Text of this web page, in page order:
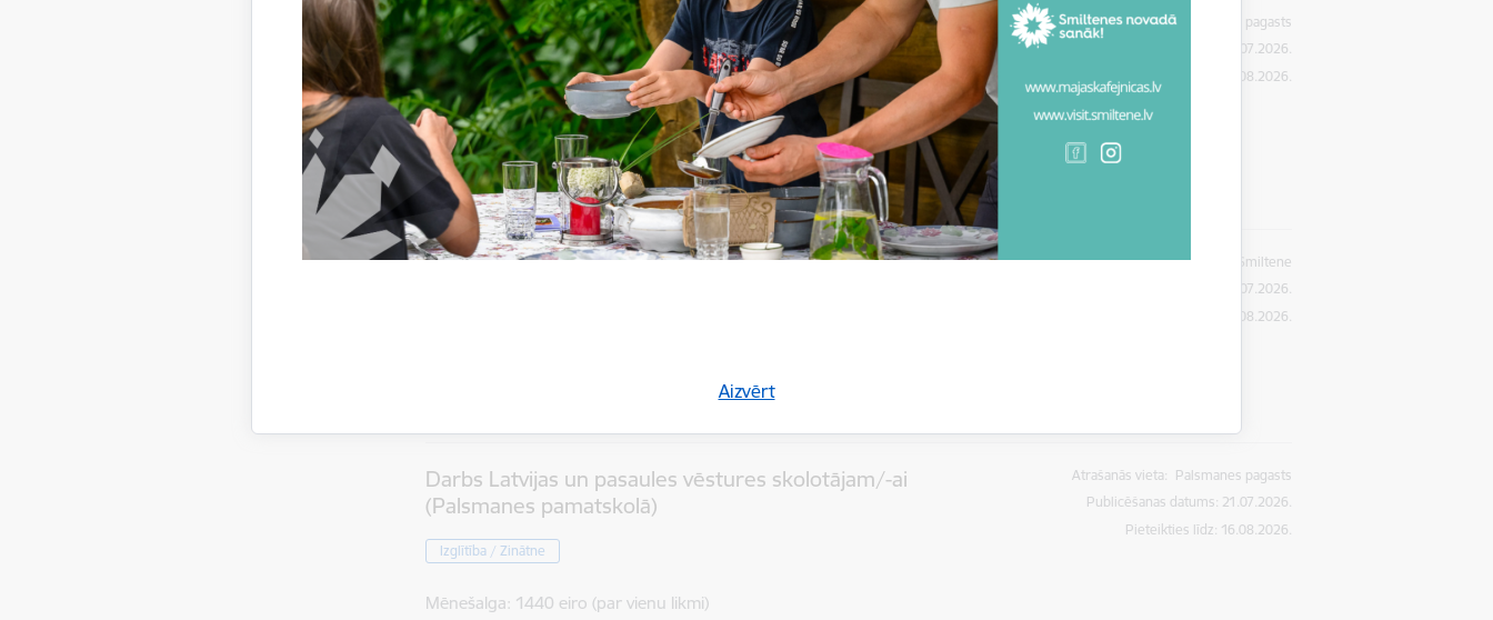
Aizvērt
Darbs vispārējās pamatizglītības datorikas skolotājam/-ai
(Blomes pamatskolā)
Izglītība / Zinātne
Mēnešalga: 1410 eiro
Skatīt vairāk
Atrašanās vieta:
Blomes pagasts
Publicēšanas datums: 23.07.2026.
10.08.2026.
Darbs projektu vadītājam/-ai (Centrālajā administrācijā) Atrašanās vieta:
Smiltene
Publicēšanas datums: 21.07.2026.
07.08.2026.
Darbs Latvijas un pasaules vēstures skolotājam/-ai
(Palsmanes pamatskolā)
Izglītība / Zinātne
Mēnešalga: 1440 eiro (par vienu likmi)
Atrašanās vieta: Palsmanes pagasts
Publicēšanas datums: 21.07.2026.
Pieteikties līdz: 16.08.2026.